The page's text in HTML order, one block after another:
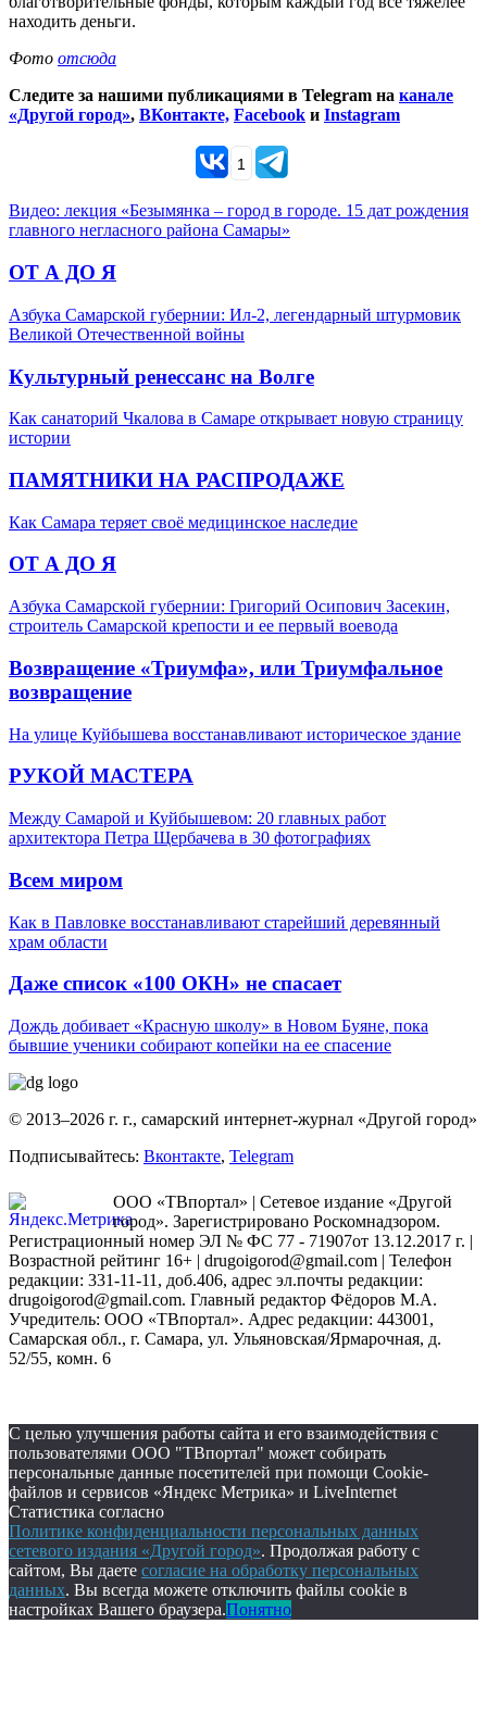
находить деньги.
Фото отсюда
Следите за нашими публикациями в Telegram на канале
«Другой город», ВКонтакте, Facebook и Instagram
1
Видео: лекция «Безымянка – город в городе. 15 дат рождения
главного негласного района Самары»
ОТ А ДО Я
Азбука Самарской губернии: Ил-2, легендарный штурмовик
Великой Отечественной войны
Культурный ренессанс на Волге
Как санаторий Чкалова в Самаре открывает новую страницу
истории
ПАМЯТНИКИ НА РАСПРОДАЖЕ
Как Самара теряет своё медицинское наследие
ОТ А ДО Я
Азбука Самарской губернии: Григорий Осипович Засекин,
строитель Самарской крепости и ее первый воевода
Возвращение «Триумфа», или Триумфальное
возвращение
На улице Куйбышева восстанавливают историческое здание
РУКОЙ МАСТЕРА
Между Самарой и Куйбышевом: 20 главных работ
архитектора Петра Щербачева в 30 фотографиях
Всем миром
Как в Павловке восстанавливают старейший деревянный
храм области
Даже список «100 ОКН» не спасает
Дождь добивает «Красную школу» в Новом Буяне, пока
бывшие ученики собирают копейки на ее спасение
© 2013–2026 г. г., самарский интернет-журнал «Другой город»
Подписывайтесь: Вконтакте, Telegram
ООО «ТВпортал» | Сетевое издание «Другой
город». Зарегистрировано Роскомнадзором.
Регистрационный номер ЭЛ № ФС 77 - 71907от 13.12.2017 г. |
Возрастной рейтинг 16+ | drugoigorod@gmail.com | Телефон
редакции: 331-11-11, доб.406, адрес эл.почты редакции:
drugoigorod@gmail.com. Главный редактор Фёдоров М.А.
Учредитель: ООО «ТВпортал». Адрес редакции: 443001,
Самарская обл., г. Самара, ул. Ульяновская/Ярмарочная, д.
52/55, комн. 6
С целью улучшения работы сайта и его взаимодействия с
пользователями ООО "ТВпортал" может собирать
персональные данные посетителей при помощи Cookie-
файлов и сервисов «Яндекс Метрика» и LiveInternet
Статистика согласно
Политике конфиденциальности персональных данных
сетевого издания «Другой город». Продолжая работу с
сайтом, Вы даете согласие на обработку персональных
данных. Вы всегда можете отключить файлы cookie в
настройках Вашего браузера.Понятно